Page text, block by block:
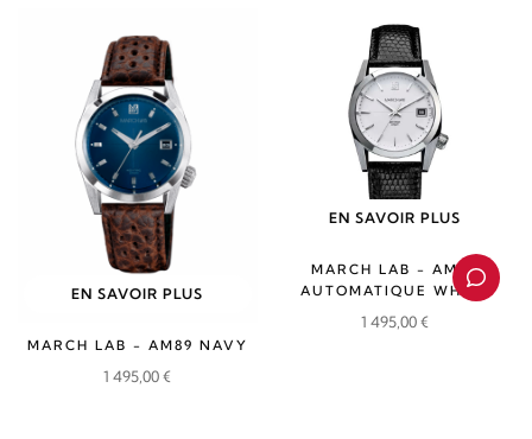
EN SAVOIR PLUS
MARCH LAB - AM89 NAVY
1 495,00€
EN SAVOIR PLUS
MARCH LAB - AM69
AUTOMATIQUE WHITE
1 495,00€